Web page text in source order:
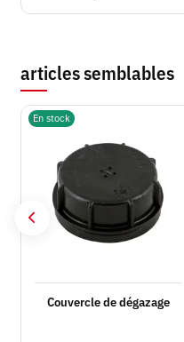
articles semblables
En stock
Couvercle de dégazage